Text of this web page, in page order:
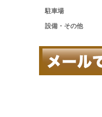
駐車場
設備・その他